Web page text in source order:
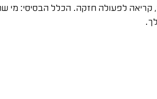
לפעולה חזקה. הכלל הבסיסי: מי